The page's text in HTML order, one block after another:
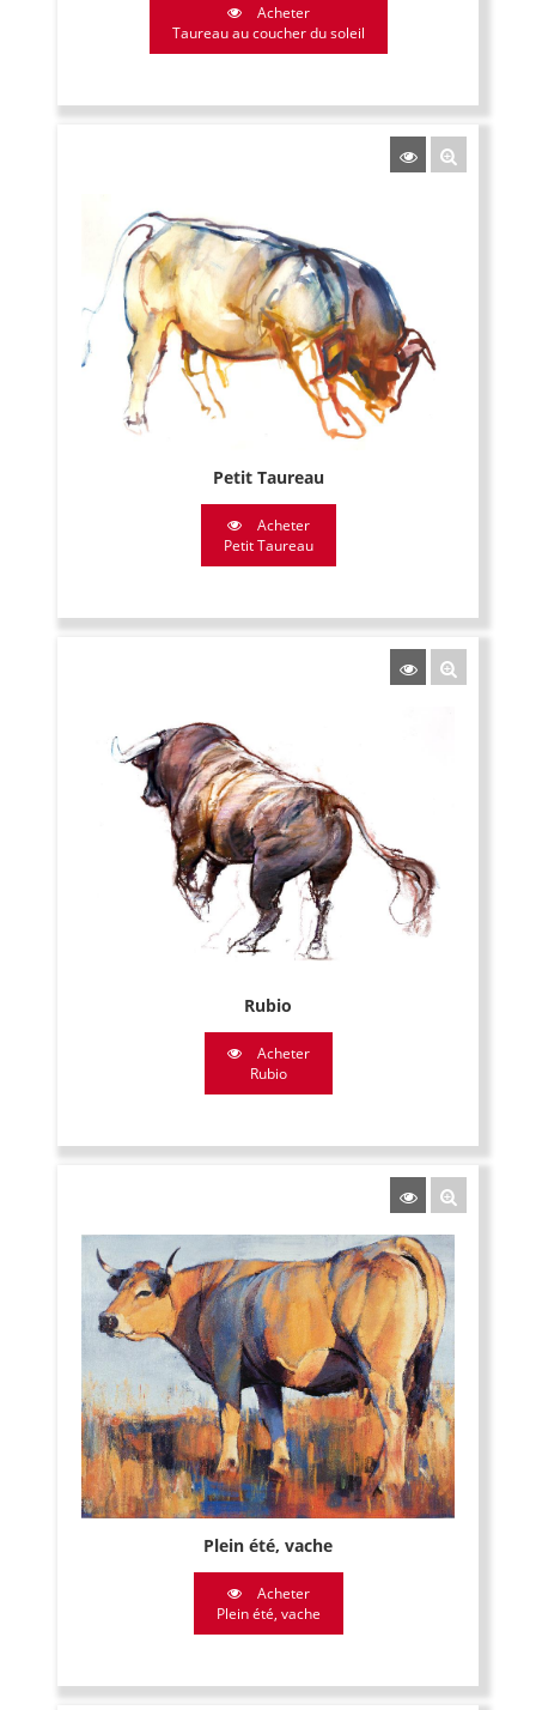
Acheter
Taureau au coucher du soleil
Petit Taureau
Acheter
Petit Taureau
Rubio
Acheter
Rubio
Plein été, vache
Acheter
Plein été, vache